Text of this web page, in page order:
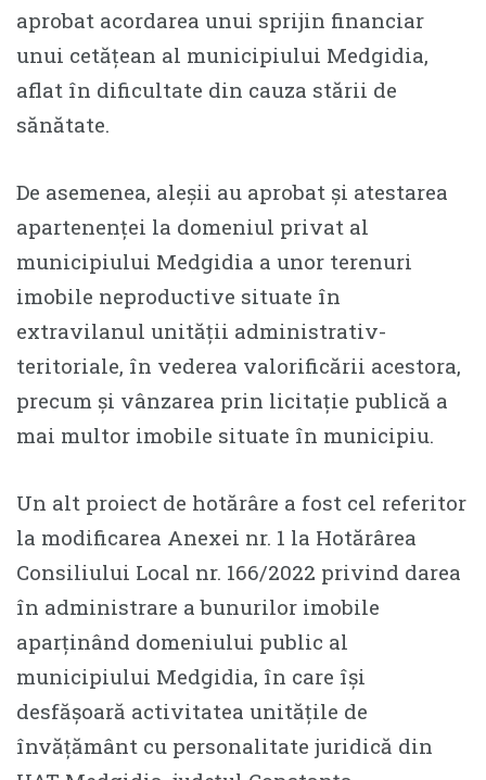
aprobat acordarea unui sprijin financiar
unui cetățean al municipiului Medgidia,
aflat în dificultate din cauza stării de
sănătate.
De asemenea, aleșii au aprobat și atestarea
apartenenței la domeniul privat al
municipiului Medgidia a unor terenuri
imobile neproductive situate în
extravilanul unității administrativ-
teritoriale, în vederea valorificării acestora,
precum și vânzarea prin licitație publică a
mai multor imobile situate în municipiu.
Un alt proiect de hotărâre a fost cel referitor
la modificarea Anexei nr. 1 la Hotărârea
Consiliului Local nr. 166/2022 privind darea
în administrare a bunurilor imobile
aparținând domeniului public al
municipiului Medgidia, în care își
desfășoară activitatea unitățile de
învățământ cu personalitate juridică din